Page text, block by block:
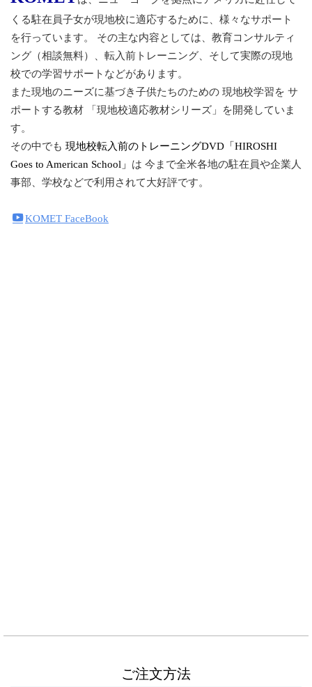
くる駐在員子女が現地校に適応するために、様々なサポート
を行っています。 その主な内容としては、教育コンサルティ
ング（相談無料）、転入前トレーニング、そして実際の現地
校での学習サポートなどがあります。
また現地のニーズに基づき子供たちのための 現地校学習を サ
ポートする教材 「現地校適応教材シリーズ」を開発していま
す。
その中でも 現地校転入前のトレーニングDVD「HIROSHI
Goes to American School」 は 今まで全米各地の駐在員や企業人
事部、学校などで利用されて大好評です。
KOMET FaceBook
ご注文方法